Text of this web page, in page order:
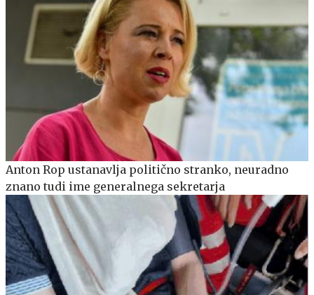
Anton Rop ustanavlja politično stranko, neuradno
znano tudi ime generalnega sekretarja